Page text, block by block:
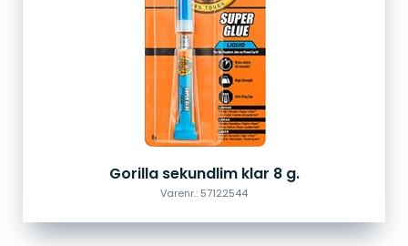
Gorilla sekundlim klar 8 g.
Varenr.: 57122544